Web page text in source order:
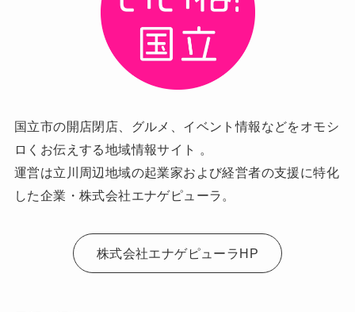
国立市の開店閉店、グルメ、イベント情報などをオモシ
ロくお伝えする地域情報サイト 。
運営は立川周辺地域の起業家および経営者の支援に特化
した企業・株式会社エナゲピューラ。
株式会社エナゲピューラHP